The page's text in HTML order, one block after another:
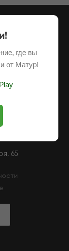
ЗВОНОК
65
где вы
от Матур!